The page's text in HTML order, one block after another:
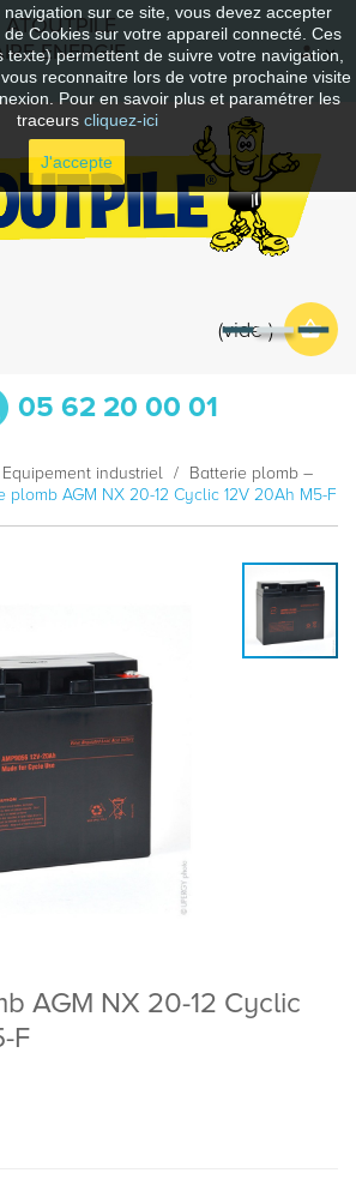
sur ce site, vous devez accepter
de Cookies sur votre appareil connecté. Ces
texte) permettent de suivre votre navigation,
reconnaitre lors de votre prochaine visite
Pour en savoir plus et paramétrer les
traceurs cliquez-ici
J'accepte
ENERGIE
vide
05 62 20 00 01
Equipement industriel
Batterie plomb –
plomb AGM NX 20-12 Cyclic 12V 20Ah M5-F
AGM NX 20-12 Cyclic
F